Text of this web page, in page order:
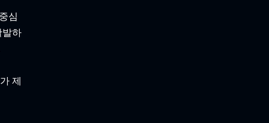
심
발하
제